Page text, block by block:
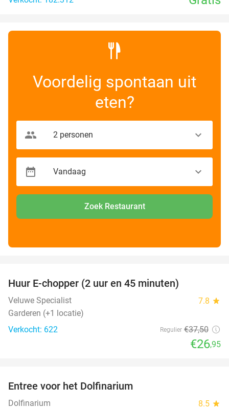
Voordelig spontaan uit
eten?
Zoek Restaurant
Huur E-chopper (2 uur en 45 minuten)
Veluwe Specialist 7.8 star
Garderen (+1 locatie)
Verkocht: 622
Regulier €37,50
€26,95
Entree voor het Dolfinarium
Dolfinarium 8.5 star